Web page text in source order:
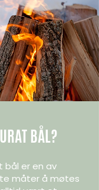
BÅL?
bål er en av
måter å møtes